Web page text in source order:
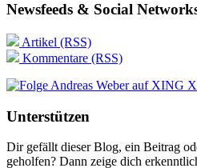
Newsfeeds & Social
Artikel (RSS)
Kommentare (RSS)
Unterstützen
Dir gefällt dieser Blog, ein Beitrag
geholfen? Dann zeige dich